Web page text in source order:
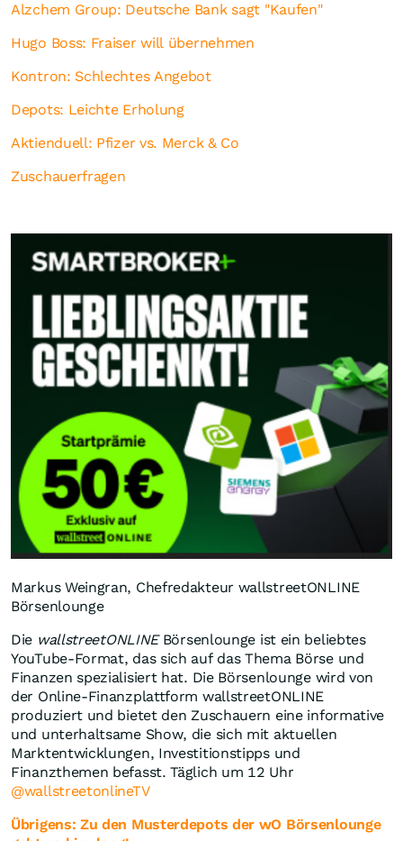
Alzchem Group: Deutsche Bank sagt "Kaufen"
Hugo Boss: Fraiser will übernehmen
Kontron: Schlechtes Angebot
Depots: Leichte Erholung
Aktienduell: Pfizer vs. Merck & Co
Zuschauerfragen
Markus Weingran, Chefredakteur wallstreetONLINE
Börsenlounge
Die wallstreetONLINEBörsenlounge ist ein beliebtes
YouTube-Format, das sich auf das Thema Börse und
Finanzen spezialisiert hat. Die Börsenlounge wird von
der Online-Finanzplattform wallstreetONLINE
produziert und bietet den Zuschauern eine informative
und unterhaltsame Show, die sich mit aktuellen
Marktentwicklungen, Investitionstipps und
Finanzthemen befasst. Täglich um 12 Uhr
@wallstreetonlineTV
Übrigens: Zu den Musterdepots der wO Börsenlounge